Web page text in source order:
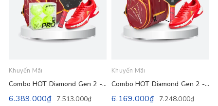
Khuyến Mãi
Combo HOT Diamond Gen 2 - Sức Mạnh
6.389.000₫ 7.513.000₫
Khuyến Mãi
Combo HOT Diamond Gen 2 - Trợ Lực
6.169.000₫ 7.248.000₫